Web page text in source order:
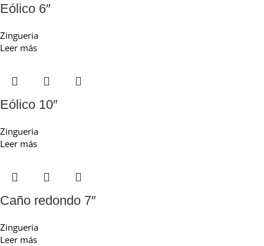
Eólico 6″
Zingueria
Leer más
Eólico 10″
Zingueria
Leer más
Caño redondo 7″
Zingueria
Leer más